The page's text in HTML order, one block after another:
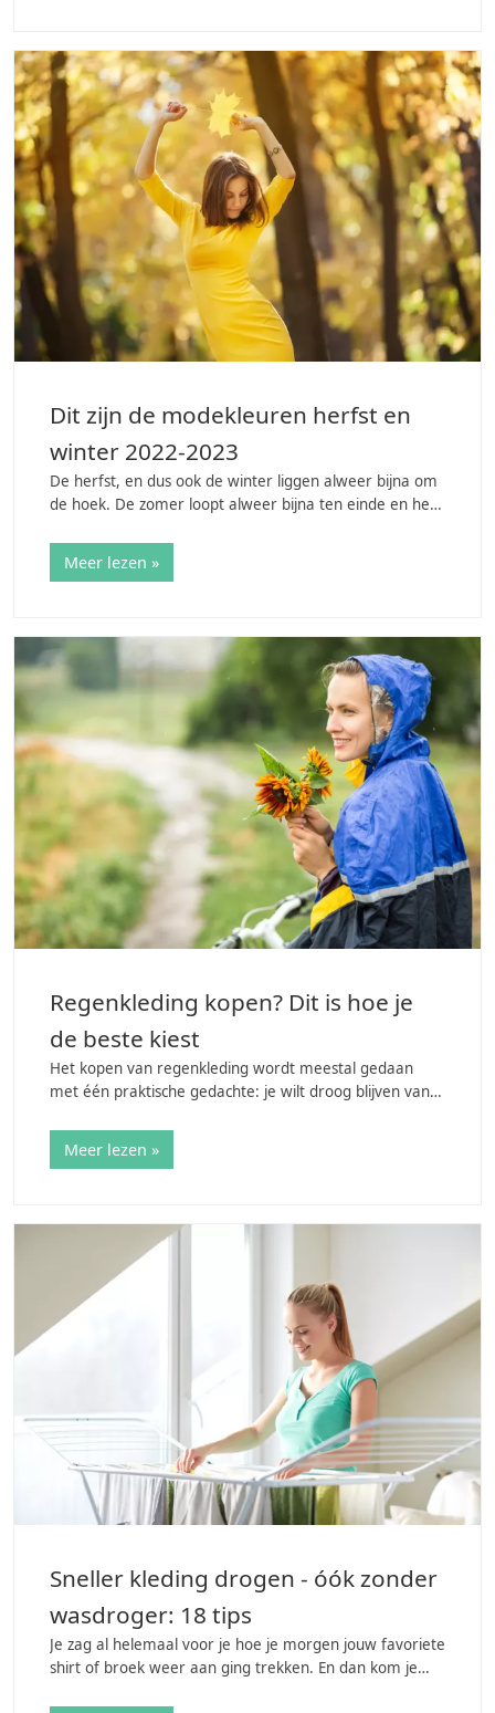
Dit zijn de modekleuren herfst en
winter 2022-2023
De herfst, en dus ook de winter liggen alweer bijna om
de hoek. De zomer loopt alweer bijna ten einde en het
Meer lezen »
Regenkleding kopen? Dit is hoe je
de beste kiest
Het kopen van regenkleding wordt meestal gedaan
met één praktische gedachte: je wilt droog blijven van
Meer lezen »
Sneller kleding drogen - óók zonder
wasdroger: 18 tips
Je zag al helemaal voor je hoe je morgen jouw favoriete
shirt of broek weer aan ging trekken. En dan kom je